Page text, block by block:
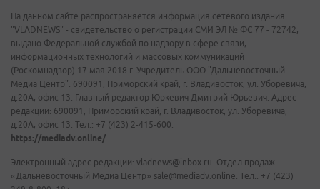
На данном сайте распространяется информация сетевого издания
"VLADNEWS" - свидетельство о регистрации СМИ ЭЛ № ФС 77 - 72742,
выдано Федеральной службой по надзору в сфере связи,
информационных технологий и массовых коммуникаций
(Роскомнадзор) 17 мая 2018 г. Учредитель ООО "Дальневосточный
Медиа Центр". 690091, Приморский край, г. Владивосток, ул. Уборевича,
д.20А, офис 13. Главный редактор Юркевич Дмитрий Юрьевич. Адрес
редакции: 690091, Приморский край, г. Владивосток, ул. Уборевича,
д.20А, офис 13. Тел.: +7 (423) 2-415-600.
https://mediadv.online/
Электронный адрес редакции: vladnews@inbox.ru. Отдел продаж
«Дальневосточный Медиа Центр» sale@mediadv.online. Тел.: +7 (423)